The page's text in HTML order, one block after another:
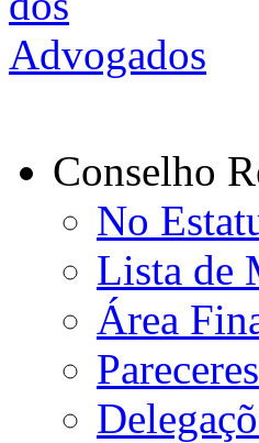
Conselho
No
Lista de
Área
Pareceres